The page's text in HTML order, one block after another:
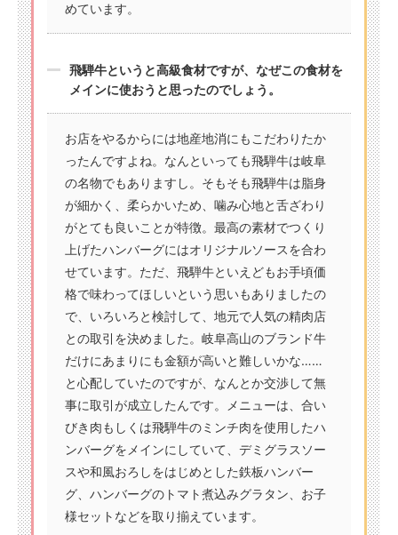
めています。
飛騨牛というと高級食材ですが、なぜこの食材を
メインに使おうと思ったのでしょう。
お店をやるからには地産地消にもこだわりたか
ったんですよね。なんといっても飛騨牛は岐阜
の名物でもありますし。そもそも飛騨牛は脂身
が細かく、柔らかいため、噛み心地と舌ざわり
がとても良いことが特徴。最高の素材でつくり
上げたハンバーグにはオリジナルソースを合わ
せています。ただ、飛騨牛といえどもお手頃価
格で味わってほしいという思いもありましたの
で、いろいろと検討して、地元で人気の精肉店
との取引を決めました。岐阜高山のブランド牛
だけにあまりにも金額が高いと難しいかな……
と心配していたのですが、なんとか交渉して無
事に取引が成立したんです。メニューは、合い
びき肉もしくは飛騨牛のミンチ肉を使用したハ
ンバーグをメインにしていて、デミグラスソー
スや和風おろしをはじめとした鉄板ハンバー
グ、ハンバーグのトマト煮込みグラタン、お子
様セットなどを取り揃えています。